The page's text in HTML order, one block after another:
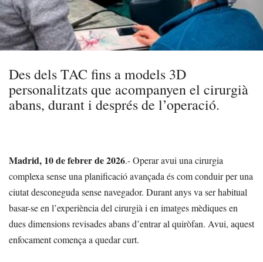
Des dels TAC fins a models 3D
personalitzats que acompanyen el cirurgià
abans, durant i després de l’operació.
Madrid, 10 de febrer de 2026.- Operar avui una cirurgia
complexa sense una planificació avançada és com conduir per una
ciutat desconeguda sense navegador. Durant anys va ser habitual
basar-se en l’experiència del cirurgià i en imatges mèdiques en
dues dimensions revisades abans d’entrar al quiròfan. Avui, aquest
enfocament comença a quedar curt.